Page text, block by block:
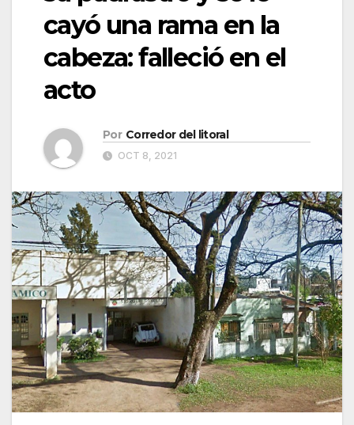
cayó una rama en la
cabeza: falleció en el
acto
Por Corredor del litoral
OCT 8, 2021